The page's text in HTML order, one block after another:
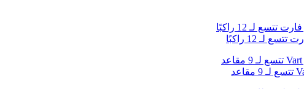
لـ 12 راكبًا